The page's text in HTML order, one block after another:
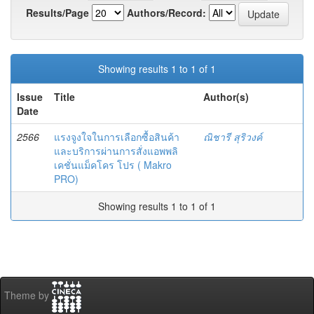
Results/Page
Authors/Record:
Showing results 1 to 1 of 1
Issue
Date
Title Author(s)
2566
แรงจูงใจในการเลือกซื้อสินค้า
และบริการผ่านการสั่งแอพพลิ
เคชั่นแม็คโคร โปร ( Makro
PRO)
ณิชารี สุริวงค์
Showing results 1 to 1 of 1
Theme by